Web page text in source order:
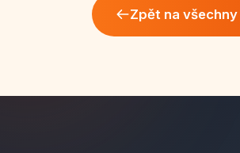
Zpět na